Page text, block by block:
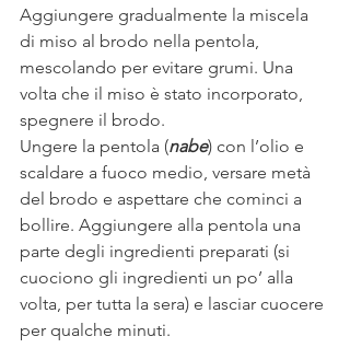
Aggiungere gradualmente la miscela
di miso al brodo nella pentola,
mescolando per evitare grumi. Una
volta che il miso è stato incorporato,
spegnere il brodo.
Ungere la pentola (nabe) con l’olio e
scaldare a fuoco medio, versare metà
del brodo e aspettare che cominci a
bollire. Aggiungere alla pentola una
parte degli ingredienti preparati (si
cuociono gli ingredienti un po’ alla
volta, per tutta la sera) e lasciar cuocere
per qualche minuti.